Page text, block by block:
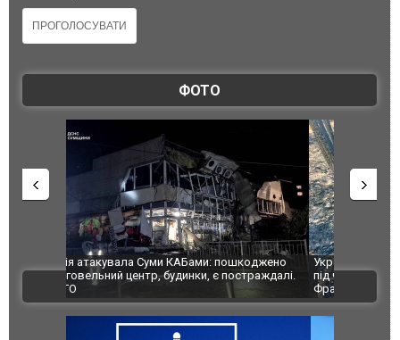
ФОТО
Українські надзвичайники врятували козуленя
під час ліквідації масштабної лісової пожежі у
Франції
СБУ за
Болгарії
ВІДЕО